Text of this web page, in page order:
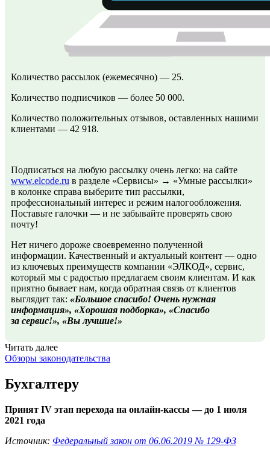
Количество рассылок (ежемесячно) — 25.
Количество подписчиков — более 50 000.
Количество положительных отзывов, оставленных нашими
клиентами — 42 918.
Подписаться на любую рассылку очень легко: на сайте
www.elcode.ru в разделе «Сервисы» → «Умные рассылки»
в колонке справа выберите тип рассылки,
профессиональный интерес и режим налогообложения.
Поставьте галочки — и не забывайте проверять свою
почту!
Нет ничего дороже своевременно полученной
информации. Качественный и актуальный контент — одно
из ключевых преимуществ компании «ЭЛКОД», сервис,
который мы с радостью предлагаем своим клиентам. И как
приятно бывает нам, когда обратная связь от клиентов
выглядит так: «Большое спасибо! Очень нужная
информация», «Хорошая подборка», «Спасибо
за сервис!», «Вы лучшие!»
Читать далее
Обзоры законодательства
Бухгалтеру
Принят IV этап перехода на онлайн-кассы — до 1 июля
2021 года
Источник: Федеральный закон от 06.06.2019 № 129-ФЗ